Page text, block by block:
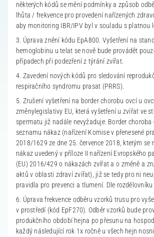
některých kódů se mění podmínky a způsob
lhůta / frekvence pro provedení nařízených
aby monitoring IBR/IPV byl v souladu s platnou
3. Úprava znění kódu EpA800. Vyšetření na
hemoglobinu u telat se nově bude provádět
případech při podezření z týrání zvířat.
4. Zavedení nových kódů pro sledování
respiračního syndromu prasat (PRRS).
5. Zrušení vyšetření na border chorobu ovcí u
změnylegislativy EU, která vyšetření u zvířat ve
spermatu již nadále nevyžaduje. Border
seznamu nákaz (nařízení Komise v přenesené
2018/1629 ze dne 25. července 2018, kterým se
nákaz uvedený v příloze II nařízení Evropského
(EU) 2016/429 o nákazách zvířat a o změně a
aktů v oblasti zdraví zvířat), již se tedy pro ni
pravidla pro prevenci a tlumení. Dle rozdělovníku
6. Úprava frekvence odběru vzorků trusu pro
v prostředí (kód EpF270). Odběr vzorků bude
produkčního období hejna po přesunu na
každý následující rok 1x ročně u všech hejn